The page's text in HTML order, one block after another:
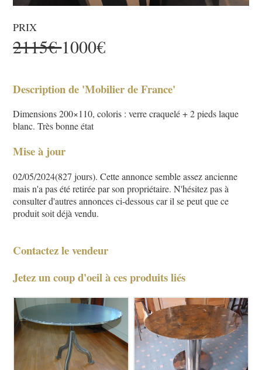
PRIX
2115€1000€
Description de 'Mobilier de France'
Dimensions 200×110, coloris : verre craquelé + 2 pieds laque
blanc. Très bonne état
Mise à jour
02/05/2024(827 jours). Cette annonce semble assez ancienne
mais n'a pas été retirée par son propriétaire. N'hésitez pas à
consulter d'autres annonces ci-dessous car il se peut que ce
produit soit déjà vendu.
Contactez le vendeur
Jetez un coup d'oeil à ces produits liés